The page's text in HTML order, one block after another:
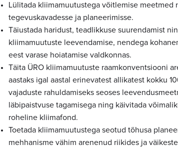
Lülitada kliimamuutustega võitlemise meetmed
tegevuskavadesse ja planeerimisse.
Täiustada haridust, teadlikkuse suurendamist
kliimamuutuste leevendamise, nendega
eest varase hoiatamise valdkonnas.
Täita ÜRO kliimamuutuste raamkonventsiooni
aastaks igal aastal erinevatest allikatest kokku
vajaduste rahuldamiseks seoses
läbipaistvuse tagamisega ning käivitada
roheline kliimafond.
Toetada kliimamuutustega seotud tõhusa
mehhanisme vähim arenenud riikides ja